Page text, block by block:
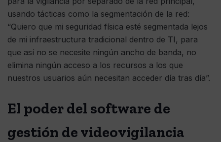
usando tácticas como la segmentación de la red:
“Quiero que mi seguridad física esté segmentada lejos
de mi infraestructura tradicional dentro de TI, para
que así no se necesite ningún ancho de banda, no
elimina ningún acceso a los recursos a los que
nuestros usuarios aún necesitan acceder día tras día”.
El poder del software de
gestión de videovigilancia